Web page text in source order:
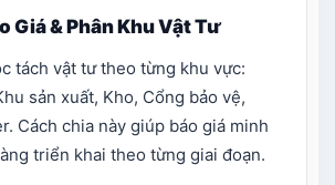
Giá & Phân Khu Vật Tư
tách vật tư theo từng khu vực:
sản xuất, Kho, Cổng bảo vệ,
Cách chia này giúp báo giá minh
triển khai theo từng giai đoạn.